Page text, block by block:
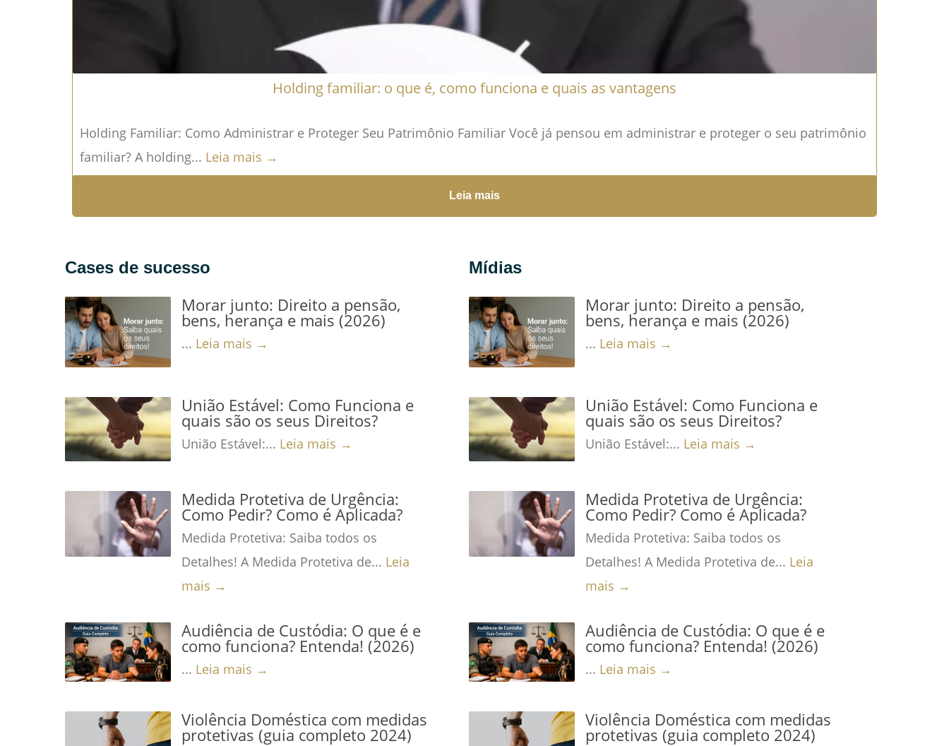
Holding familiar: o que é, como funciona e quais as vantagens
Holding Familiar: Como Administrar e Proteger Seu Patrimônio Familiar Você já pensou em administrar e proteger o seu patrimônio
familiar? A holding... Leia mais →
Leia mais
Cases de sucesso
Morar junto: Direito a pensão,
bens, herança e mais (2026)
... Leia mais →
União Estável: Como Funciona e
quais são os seus Direitos?
União Estável:... Leia mais →
Medida Protetiva de Urgência:
Como Pedir? Como é Aplicada?
Medida Protetiva: Saiba todos os
Detalhes! A Medida Protetiva de... Leia
mais →
Audiência de Custódia: O que é e
como funciona? Entenda! (2026)
... Leia mais →
Violência Doméstica com medidas
protetivas (guia completo 2024)
Mídias
Morar junto: Direito a pensão,
bens, herança e mais (2026)
... Leia mais →
União Estável: Como Funciona e
quais são os seus Direitos?
União Estável:... Leia mais →
Medida Protetiva de Urgência:
Como Pedir? Como é Aplicada?
Medida Protetiva: Saiba todos os
Detalhes! A Medida Protetiva de... Leia
mais →
Audiência de Custódia: O que é e
como funciona? Entenda! (2026)
... Leia mais →
Violência Doméstica com medidas
protetivas (guia completo 2024)